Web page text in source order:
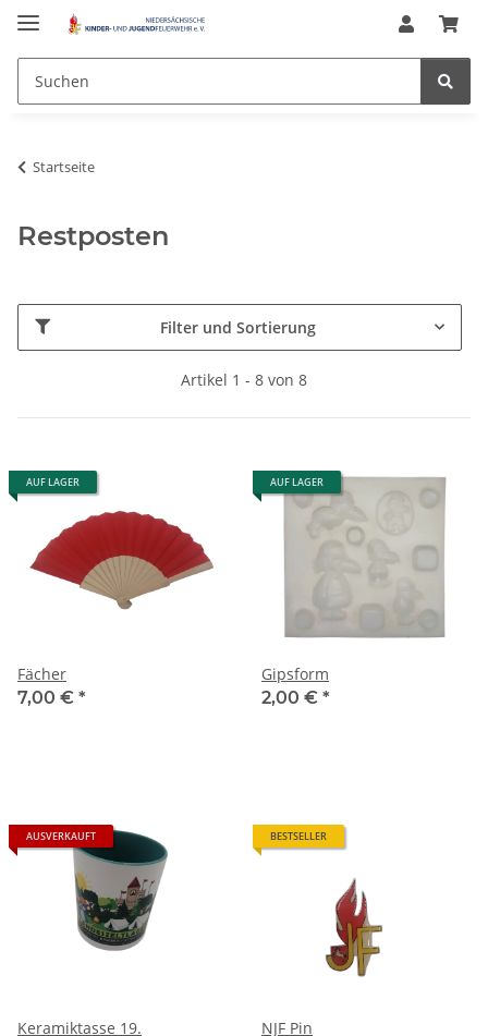
Startseite
Restposten
Filter und Sortierung
Artikel 1 - 8 von 8
AUF LAGER
Fächer
7,00 € *
AUF LAGER
Gipsform
2,00 € *
AUSVERKAUFT
Keramiktasse 19.
BESTSELLER
NJF Pin